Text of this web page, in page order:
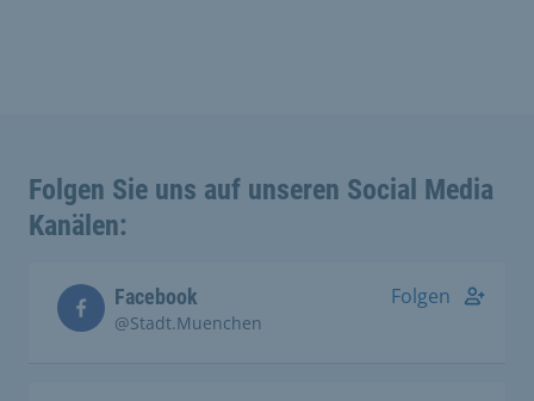
Folgen Sie uns auf unseren Social Media
Kanälen:
Facebook
@Stadt.Muenchen
Folgen